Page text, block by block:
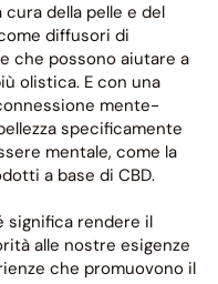
della pelle e del
diffusori di
che possono aiutare a
olistica. E con una
mente-
specificamente
mentale, come la
a base di CBD.
significa rendere il
alle nostre esigenze
che promuovono il